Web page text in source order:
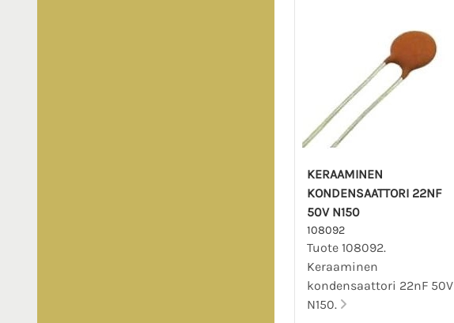
KERAAMINEN
KONDENSAATTORI 22NF
50V N150
108092
Tuote 108092.
Keraaminen
kondensaattori 22nF 50V
N150.